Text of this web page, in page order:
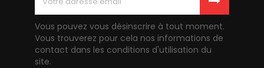
Vous pouvez vous désinscrire à tout moment.
Vous trouverez pour cela nos informations de
contact dans les conditions d'utilisation du
site.